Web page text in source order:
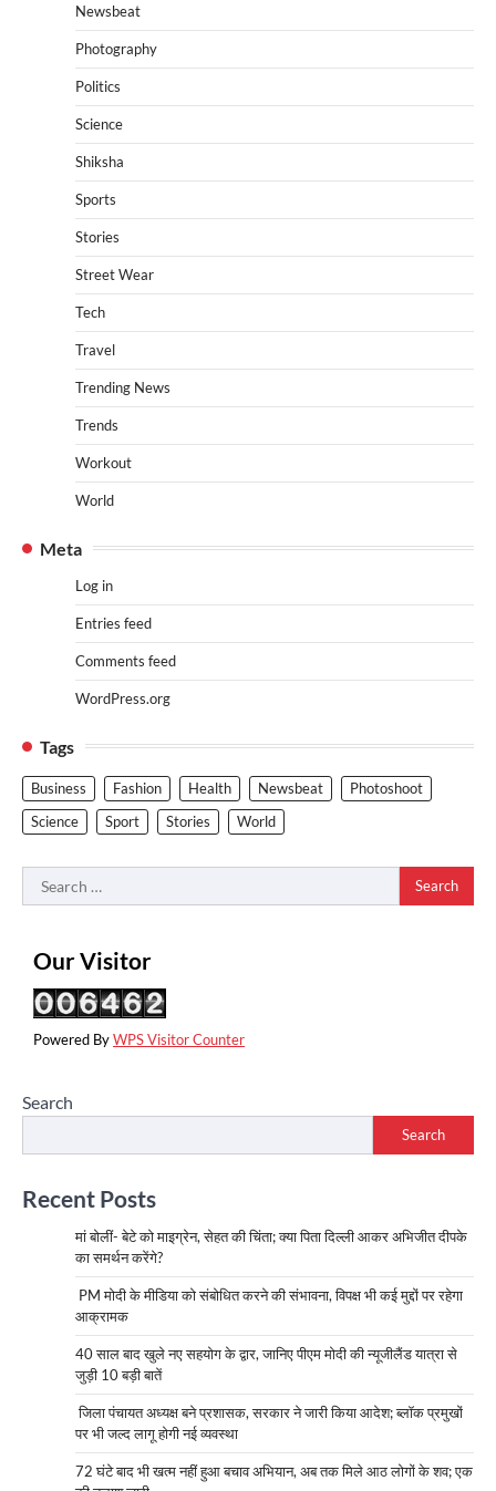
Newsbeat
Photography
Politics
Science
Shiksha
Sports
Stories
Street Wear
Tech
Travel
Trending News
Trends
Workout
World
Meta
Log in
Entries feed
Comments feed
WordPress.org
Tags
Business Fashion Health Newsbeat
Photoshoot
Science
Sport Stories World
Search
for:
Our Visitor
Powered ByWPS Visitor Counter
Search
Search
Recent Posts
मां बोलीं- बेटे को माइग्रेन, सेहत की चिंता; क्या पिता दिल्ली आकर अभिजीत दीपके
का समर्थन करेंगे?
PM मोदी के मीडिया को संबोधित करने की संभावना, विपक्ष भी कई मुद्दों पर रहेगा
आक्रामक
40 साल बाद खुले नए सहयोग के द्वार, जानिए पीएम मोदी की न्यूजीलैंड यात्रा से
जुड़ी 10 बड़ी बातें
जिला पंचायत अध्यक्ष बने प्रशासक, सरकार ने जारी किया आदेश; ब्लॉक प्रमुखों
पर भी जल्द लागू होगी नई व्यवस्था
72 घंटे बाद भी खत्म नहीं हुआ बचाव अभियान, अब तक मिले आठ लोगों के शव; एक